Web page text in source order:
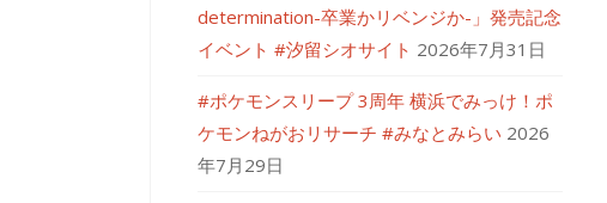
determination-卒業かリベンジか-」発売記念
イベント #汐留シオサイト 2026年7月31日
#ポケモンスリープ 3周年 横浜でみっけ！ポ
ケモンねがおリサーチ #みなとみらい 2026
年7月29日